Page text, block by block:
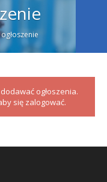
ogłoszenia.
się zalogować.